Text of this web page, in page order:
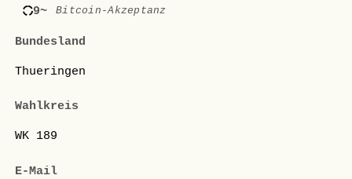
9~ Bitcoin-Akzeptanz
Bundesland
Thueringen
Wahlkreis
WK 189
E-Mail